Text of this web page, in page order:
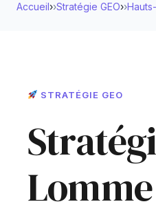
Accueil› Stratégie GEO›
STRATÉGIE GEO
Lomme